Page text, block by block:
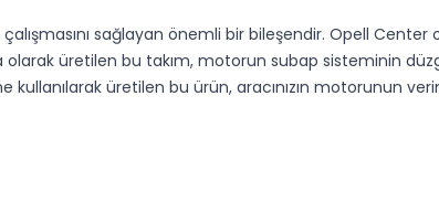
sağlayan önemli bir bileşendir. Opell Center
üretilen bu takım, motorun subap sisteminin
üretilen bu ürün, aracınızın motorunun